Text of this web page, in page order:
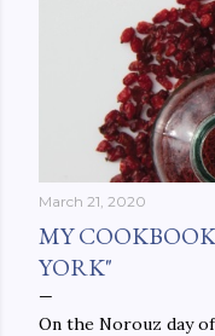
March 21, 2020
MY
YORK"
On the Norouz day